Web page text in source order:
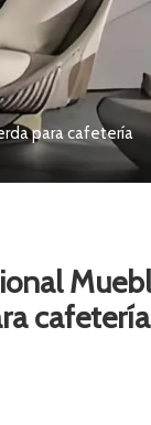
para cafetería
cafetería